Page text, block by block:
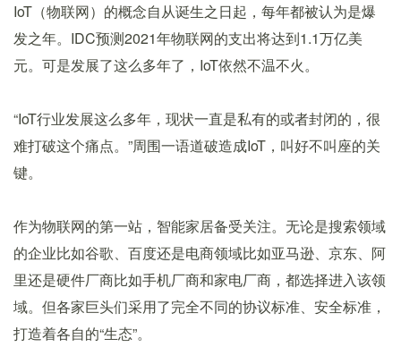
IoT（物联网）的概念自从诞生之日起，每年都被认为是爆
发之年。IDC预测2021年物联网的支出将达到1.1万亿美
元。可是发展了这么多年了，IoT依然不温不火。
“IoT行业发展这么多年，现状一直是私有的或者封闭的，很
难打破这个痛点。”周围一语道破造成IoT，叫好不叫座的关
键。
作为物联网的第一站，智能家居备受关注。无论是搜索领域
的企业比如谷歌、百度还是电商领域比如亚马逊、京东、阿
里还是硬件厂商比如手机厂商和家电厂商，都选择进入该领
域。但各家巨头们采用了完全不同的协议标准、安全标准，
打造着各自的“生态”。